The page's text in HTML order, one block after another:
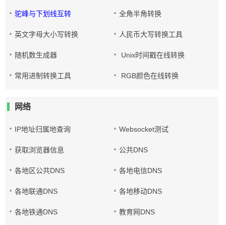
驼峰与下划线互转 全角半角转换
英文字母大小写转换 人民币大写转换工具
随机数生成器 Unix时间戳在线转换
常用进制转换工具 RGB颜色在线转换
网络
IP地址归属地查询 Websocket测试
获取浏览器信息 公共DNS
各地区公共DNS 各地电信DNS
各地联通DNS 各地移动DNS
各地铁通DNS 教育网DNS